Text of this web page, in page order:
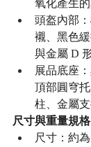
氧化產生的
頭盔內部
襯、黑色
與金屬 D
展品底座
頂部圓穹
柱、金屬
尺寸與重量規格
尺寸：約